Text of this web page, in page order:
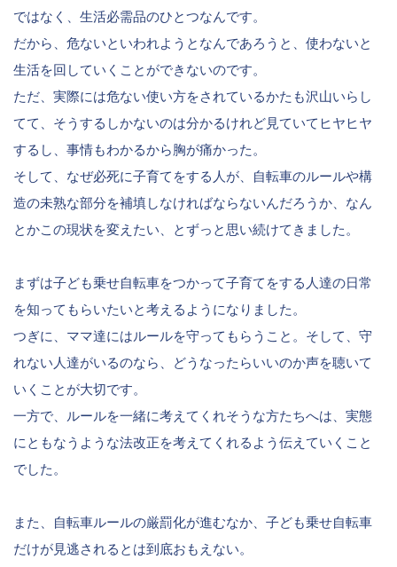
ではなく、生活必需品のひとつなんです。
だから、危ないといわれようとなんであろうと、使わないと
生活を回していくことができないのです。
ただ、実際には危ない使い方をされているかたも沢山いらし
てて、そうするしかないのは分かるけれど見ていてヒヤヒヤ
するし、事情もわかるから胸が痛かった。
そして、なぜ必死に子育てをする人が、自転車のルールや構
造の未熟な部分を補填しなければならないんだろうか、なん
とかこの現状を変えたい、とずっと思い続けてきました。
まずは子ども乗せ自転車をつかって子育てをする人達の日常
を知ってもらいたいと考えるようになりました。
つぎに、ママ達にはルールを守ってもらうこと。そして、守
れない人達がいるのなら、どうなったらいいのか声を聴いて
いくことが大切です。
一方で、ルールを一緒に考えてくれそうな方たちへは、実態
にともなうような法改正を考えてくれるよう伝えていくこと
でした。
また、自転車ルールの厳罰化が進むなか、子ども乗せ自転車
だけが見逃されるとは到底おもえない。